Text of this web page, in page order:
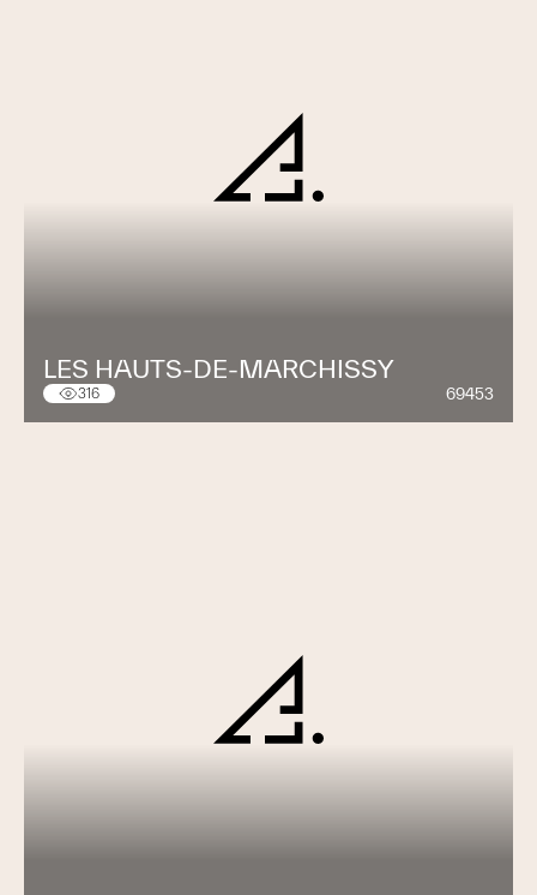
LES HAUTS-DE-MARCHISSY
316 69453